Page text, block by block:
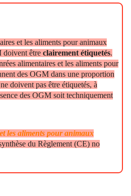
et les aliments pour animaux
doivent être clairement étiquetés.
alimentaires et les aliments pour
des OGM dans une proportion
ne doivent pas être étiquetés, à
des OGM soit techniquement
les aliments pour animaux
du Règlement (CE) no